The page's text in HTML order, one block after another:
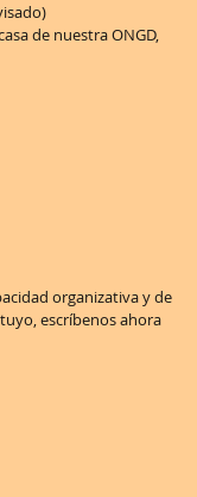
de nuestra ONGD,
organizativa y de
escríbenos ahora